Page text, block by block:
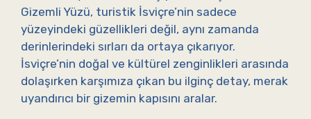
Gizemli Yüzü, turistik İsviçre’nin sadece
yüzeyindeki güzellikleri değil, aynı zamanda
derinlerindeki sırları da ortaya çıkarıyor.
İsviçre’nin doğal ve kültürel zenginlikleri arasında
dolaşırken karşımıza çıkan bu ilginç detay, merak
uyandırıcı bir gizemin kapısını aralar.